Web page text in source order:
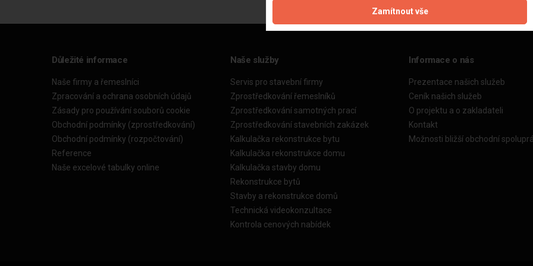
Důležité informace
Naše firmy a řemeslníci
Zpracování a ochrana osobních údajů
Zásady pro používání souborů cookie
Obchodní podmínky (zprostředkování)
Obchodní podmínky (rozpočtování)
Reference
Naše excelové tabulky online
Naše služby
Servis pro stavební firmy
Zprostředkování řemeslníků
Zprostředkování samotných prací
Zprostředkování stavebních zakázek
Kalkulačka rekonstrukce bytu
Kalkulačka rekonstrukce domu
Kalkulačka stavby domu
Rekonstrukce bytů
Stavby a rekonstrukce domů
Technická videokonzultace
Kontrola cenových nabídek
Informace o nás
Prezentace našich služeb
Ceník našich služeb
O projektu a o zakladateli
Kontakt
Možnosti bližší obchodní
Zamítnout vše